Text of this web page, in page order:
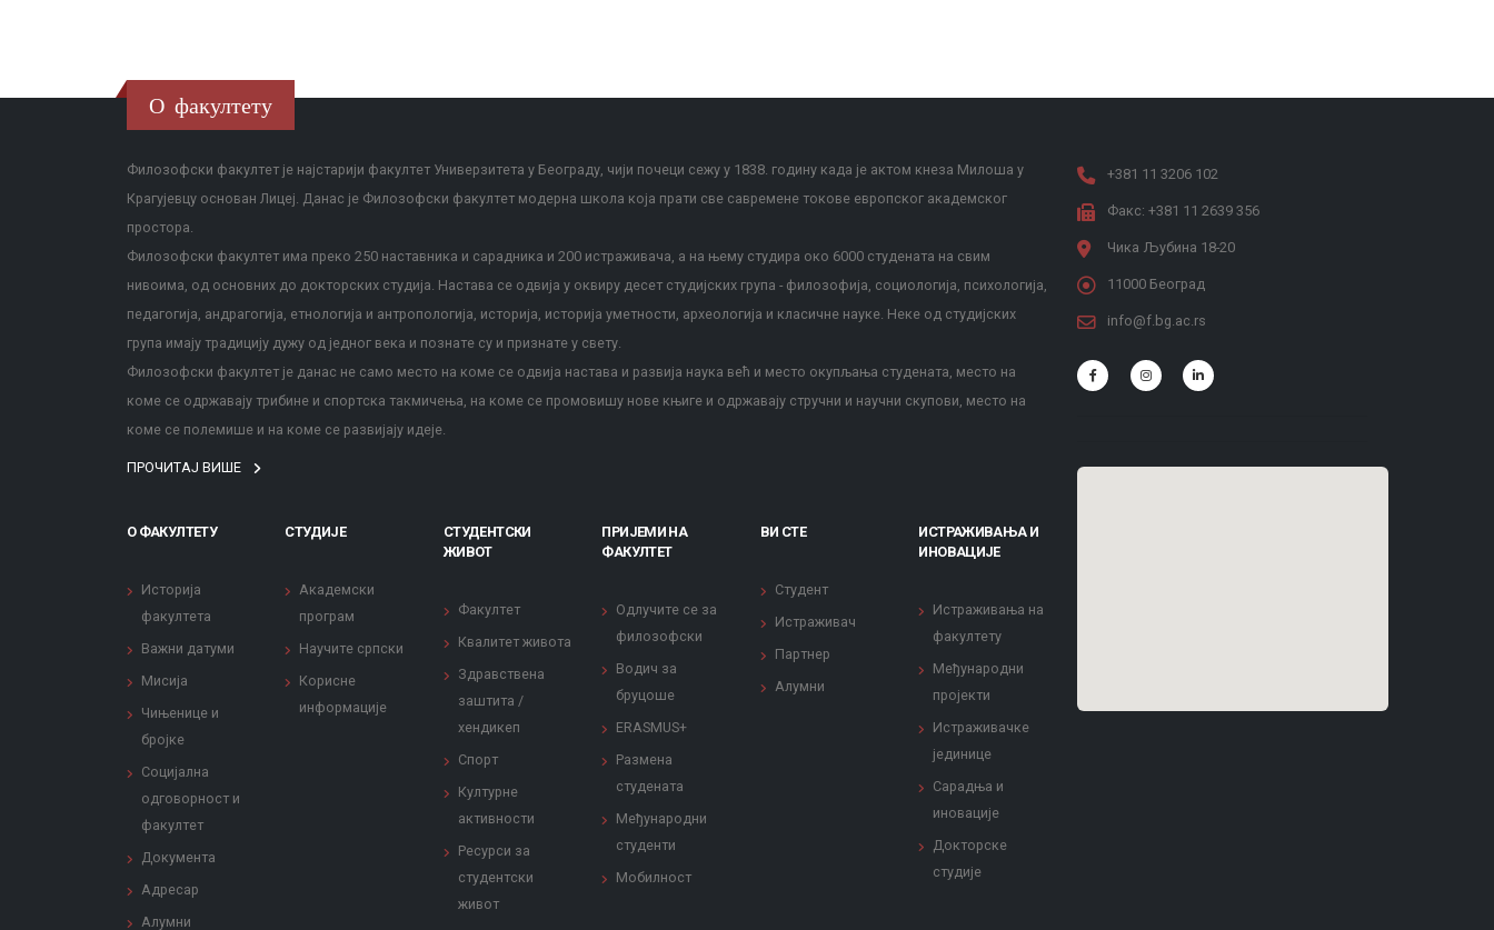
О факултету
Филозофски факултет је најстарији факултет Универзитета у Београду, чији почеци сежу у 1838. годину када је актом кнеза Милоша у
Крагујевцу основан Лицеј. Данас је Филозофски факултет модерна школа која прати све савремене токове европског академског
простора.
Филозофски факултет има преко 250 наставника и сарадника и 200 истраживача, а на њему студира око 6000 студената на свим
нивоима, од основних до докторских студија. Настава се одвија у оквиру десет студијских група - филозофија, социологија, психологија,
педагогија, андрагогија, етнологија и антропологија, историја, историја уметности, археологија и класичне науке. Неке од студијских
група имају традицију дужу од једног века и познате су и признате у свету.
Филозофски факултет је данас не само место на коме се одвија настава и развија наука већ и место окупљања студената, место на
коме се одржавају трибине и спортска такмичења, на коме се промовишу нове књиге и одржавају стручни и научни скупови, место на
коме се полемише и на коме се развијају идеје.
ПРОЧИТАЈ ВИШЕ
О ФАКУЛТЕТУ
Историја
факултета
Важни датуми
Мисија
Чињенице и
бројке
Социјална
одговорност и
факултет
Документа
Адресар
Алумни
СТУДИЈЕ
Академски
програм
Научите српски
Корисне
информације
СТУДЕНТСКИ
ЖИВОТ
Факултет
Квалитет живота
Здравствена
заштита /
хендикеп
Спорт
Културне
активности
Ресурси за
студентски
живот
ПРИЈЕМИ НА
ФАКУЛТЕТ
Одлучите се за
филозофски
Водич за
бруцоше
ERASMUS+
Размена
студената
Међународни
студенти
Мобилност
ВИ СТЕ
Студент
Истраживач
Партнер
Алумни
ИСТРАЖИВАЊА И
ИНОВАЦИЈЕ
Истраживања на
факултету
Међународни
пројекти
Истраживачке
јединице
Сарадња и
иновације
Докторске
студије
+381 11 3206 102
Факс: +381 11 2639 356
Чика Љубина 18-20
11000 Београд
info@f.bg.ac.rs